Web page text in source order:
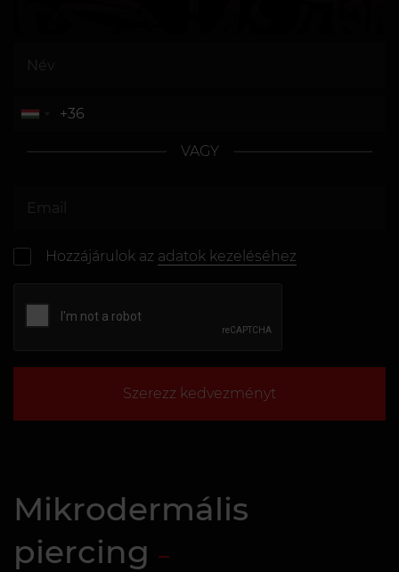
VAGY
Hozzájárulok az adatok kezeléséhez
Szerezz kedvezményt
Mikrodermális
piercing